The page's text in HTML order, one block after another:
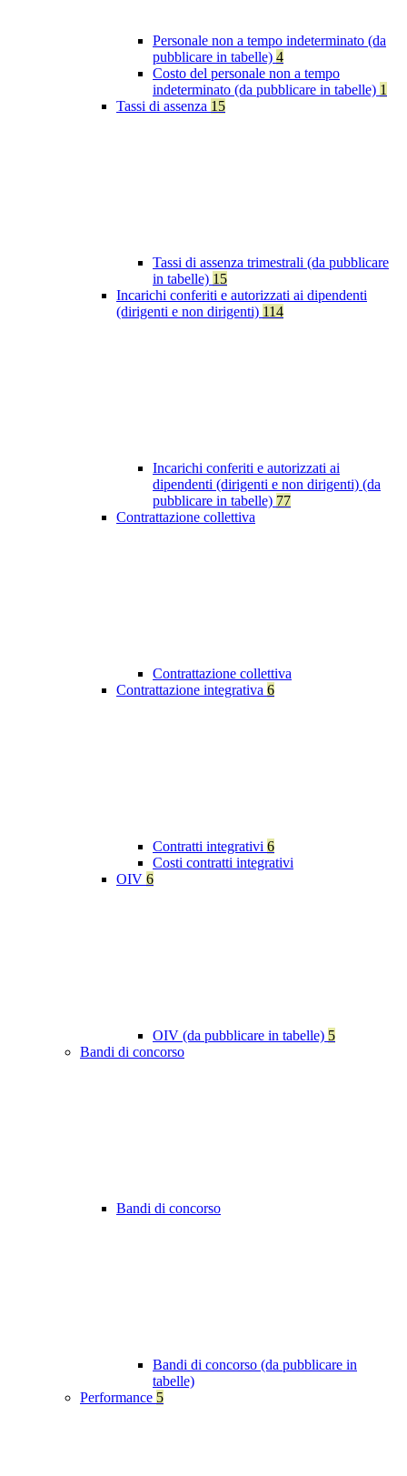
Personale non a tempo indeterminato (da
pubblicare in tabelle) 4
Costo del personale non a tempo
indeterminato (da pubblicare in tabelle) 1
Tassi di assenza 15
Tassi di assenza trimestrali (da pubblicare
in tabelle) 15
Incarichi conferiti e autorizzati ai dipendenti
(dirigenti e non dirigenti) 114
Incarichi conferiti e autorizzati ai
dipendenti (dirigenti e non dirigenti) (da
pubblicare in tabelle) 77
Contrattazione collettiva
Contrattazione collettiva
Contrattazione integrativa 6
Contratti integrativi 6
Costi contratti integrativi
OIV 6
OIV (da pubblicare in tabelle) 5
Bandi di concorso
Bandi di concorso
Bandi di concorso (da pubblicare in
tabelle)
Performance 5